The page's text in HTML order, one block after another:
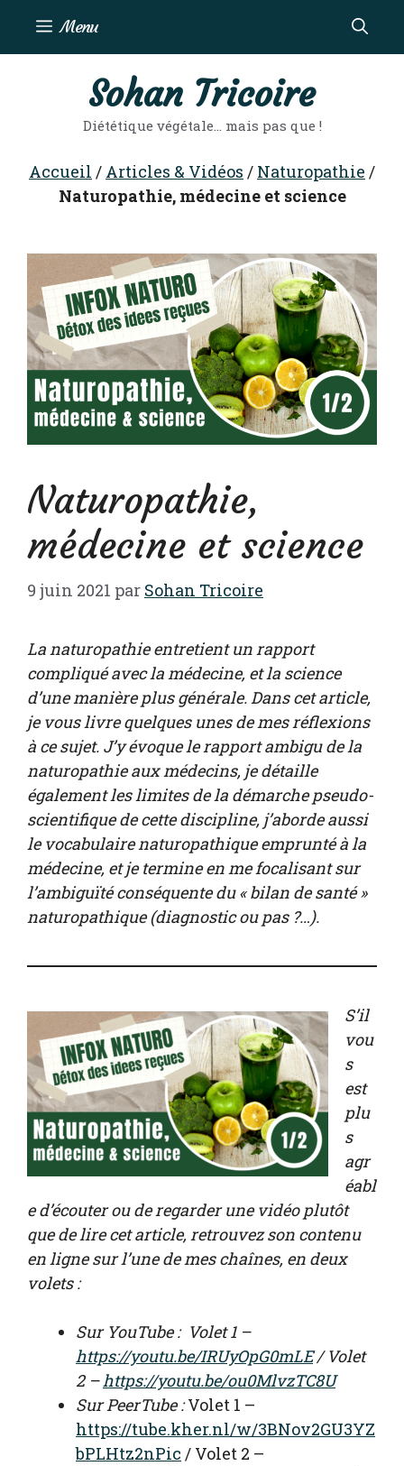
contenu
Menu
Sohan Tricoire
Diététique végétale… mais pas que !
Accueil / Articles & Vidéos / Naturopathie /
Naturopathie, médecine et science
Naturopathie,
médecine et science
9 juin 2021 par Sohan Tricoire
La naturopathie entretient un rapport
compliqué avec la médecine, et la science
d’une manière plus générale. Dans cet article,
je vous livre quelques unes de mes réflexions
à ce sujet. J’y évoque le rapport ambigu de la
naturopathie aux médecins, je détaille
également les limites de la démarche pseudo-
scientifique de cette discipline, j’aborde aussi
le vocabulaire naturopathique emprunté à la
médecine, et je termine en me focalisant sur
l’ambiguïté conséquente du « bilan de santé »
naturopathique (diagnostic ou pas ?…).
S’il
vou
s
est
plu
s
agr
éabl
e d’écouter ou de regarder une vidéo plutôt
que de lire cet article, retrouvez son contenu
en ligne sur l’une de mes chaînes, en deux
volets :
Sur YouTube : Volet 1 –
https://youtu.be/IRUyOpG0mLE/ Volet
2 –https://youtu.be/ou0MlvzTC8U
Sur PeerTube :Volet 1 –
https://tube.kher.nl/w/3BNov2GU3YZ
bPLHtz2nPic / Volet 2 –